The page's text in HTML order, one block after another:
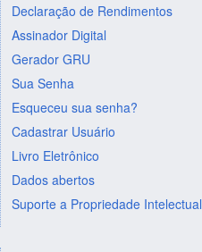
Declaração de Rendimentos
Assinador Digital
Gerador GRU
Sua Senha
Esqueceu sua senha?
Cadastrar Usuário
Livro Eletrônico
Dados abertos
Suporte a Propriedade Intelectual